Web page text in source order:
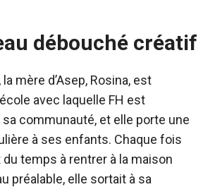
débouché créatif
mère d’Asep, Rosina, est
avec laquelle FH est
communauté, et elle porte une
à ses enfants. Chaque fois
du temps à rentrer à la maison
préalable, elle sortait à sa